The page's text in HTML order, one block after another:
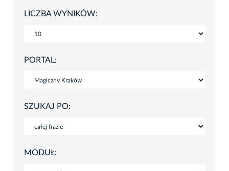
LICZBA WYNIKÓW:
PORTAL:
SZUKAJ PO:
MODUŁ: